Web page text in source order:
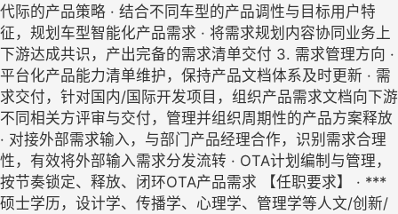
代际的产品策略 · 结合不同车型的产品调性与目标用户特
征，规划车型智能化产品需求 · 将需求规划内容协同业务上
下游达成共识，产出完备的需求清单交付 3. 需求管理方向 ·
平台化产品能力清单维护，保持产品文档体系及时更新 · 需
求交付，针对国内/国际开发项目，组织产品需求文档向下游
不同相关方评审与交付，管理并组织周期性的产品方案释放
· 对接外部需求输入，与部门产品经理合作，识别需求合理
性，有效将外部输入需求分发流转 · OTA计划编制与管理，
按节奏锁定、释放、闭环OTA产品需求 【任职要求】 · ***
硕士学历，设计学、传播学、心理学、管理学等人文/创新/